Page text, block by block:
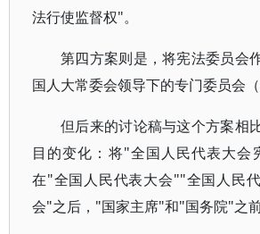
法行使监督权"。
第四方案则是，将宪法委员会
国人大常委会领导下的专门委员会（
但后来的讨论稿与这个方案相
目的变化：将"全国人民代表大会
在"全国人民代表大会""全国人民
会"之后，"国家主席"和"国务院"之前